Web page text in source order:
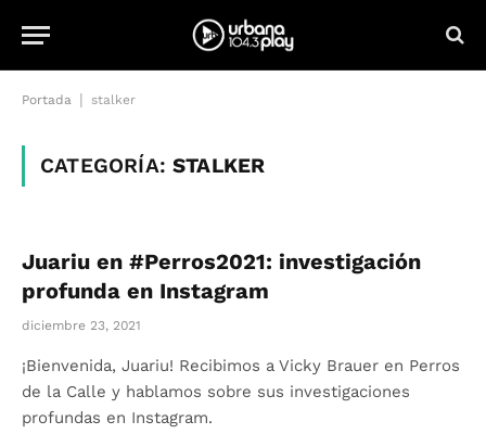
Portada stalker
CATEGORÍA:STALKER
Juariu en #Perros2021: investigación
profunda en Instagram
diciembre 23, 2021
¡Bienvenida, Juariu! Recibimos a Vicky Brauer en Perros
de la Calle y hablamos sobre sus investigaciones
profundas en Instagram.